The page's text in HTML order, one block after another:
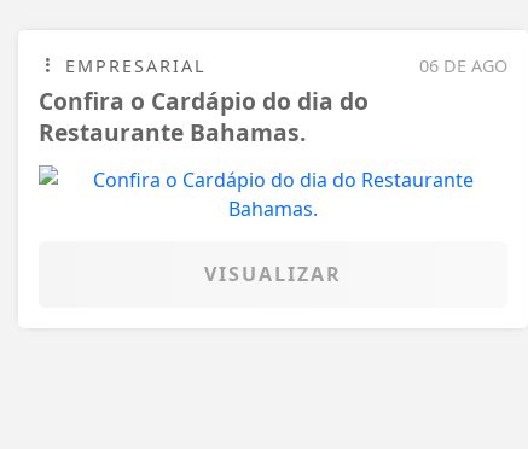
06 DE AGO
EMPRESARIAL
Confira o Cardápio do dia do
Restaurante Bahamas.
VISUALIZAR